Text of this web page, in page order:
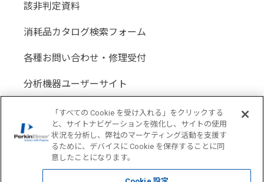
該非判定資料
消耗品カタログ検索フォーム
各種お問い合わせ・修理受付
分析機器ユーザーサイト
分析機器代理店サイト
Location: Japan(Change USA
「すべての Cookie を受け入れる」をクリックする
と、サイトナビゲーションを強化し、サイトの使用
状況を分析し、弊社のマーケティング活動を支援す
るために、デバイスに Cookie を保存することに同
意したことになります。